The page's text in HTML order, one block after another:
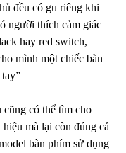
đều có gu riêng khi
người thích cảm giác
hay red switch,
mình một chiếc bàn
cũng có thể tìm cho
mà lại còn đúng cả
bàn phím sử dụng